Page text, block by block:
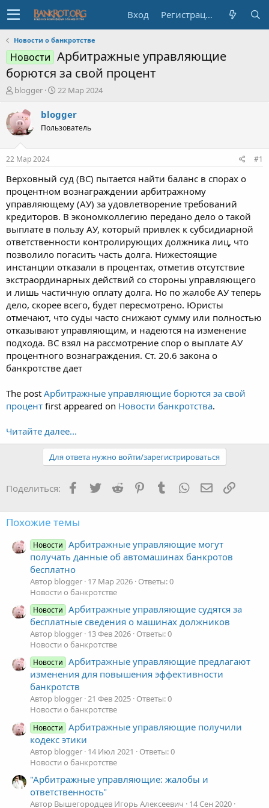
Вход Регистрация
Новости о банкротстве
Новости Арбитражные управляющие
борются за свой процент
А
т
о
р
е
м
ы
blogger
Д
т
а
н
л
22 Мар 2024
blogger
Пользователь
22 Мар 2024 #1
Верховный суд (ВС) пытается найти баланс в спорах о
процентном вознаграждении арбитражному
управляющему (АУ) за удовлетворение требований
кредиторов. В экономколлегию передано дело о такой
выплате в пользу АУ, который привлек к субсидиарной
ответственности контролирующих должника лиц, что
позволило погасить часть долга. Нижестоящие
инстанции отказали в процентах, отметив отсутствие
экстраординарных действий со стороны управляющего
и лишь частичную оплату долга. Но по жалобе АУ теперь
дело, скорее всего, будет пересмотрено. Юристы
отмечают, что суды часто снижают сумму или полностью
отказывают управляющим, и надеются на изменение
подхода. ВС взял на рассмотрение спор о выплате АУ
процентного вознаграждения. Ст. 20.6 закона о
банкротстве дает
The post Арбитражные управляющие борются за свой
процент first appeared on Новости банкротства.
Читайте далее...
Для ответа нужно войти/зарегистрироваться
Поделиться: Facebook
TwitterReddit PinterestTumblr WhatsApp Ссылка
Похожие темы
Новости
Арбитражные управляющие могут
получать данные об автомашинах банкротов
бесплатно
Автор blogger 17 Мар 2026 Ответы: 0
Новости о банкротстве
Новости
Арбитражные управляющие судятся за
бесплатные сведения о машинах должников
Автор blogger 13 Фев 2026 Ответы: 0
Новости о банкротстве
Новости
Арбитражные управляющие предлагают
изменения для повышения эффективности
банкротств
Автор blogger 21 Фев 2025 Ответы: 0
Новости о банкротстве
Новости
Арбитражные управляющие получили
кодекс этики
Автор blogger 14 Июл 2021
Ответы: 0
Новости о банкротстве
"Арбитражные управляющие: жалобы и
ответственность"
Автор Вышегородцев Игорь Алексеевич 14 Сен 2020